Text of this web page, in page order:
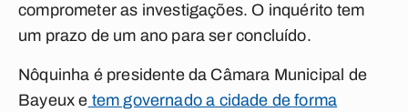
comprometer as investigações. O inquérito tem
um prazo de um ano para ser concluído.
Nôquinha é presidente da Câmara Municipal de
Bayeux e tem governado a cidade de forma